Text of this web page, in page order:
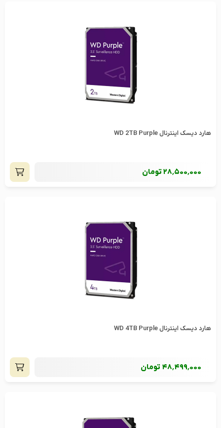
هارد دیسک اینترنال WD 2TB Purple
28٬500٬000تومان
هارد دیسک اینترنال WD 4TB Purple
48٬499٬000 تومان